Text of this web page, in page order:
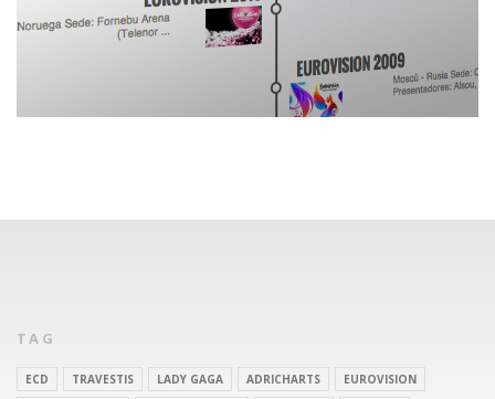
TAG
ECD TRAVESTIS LADY GAGA ADRICHARTS
EUROVISION